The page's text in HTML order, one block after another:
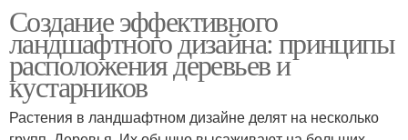
Создание эффективного
ландшафтного дизайна: принципы
расположения деревьев и
кустарников
Растения в ландшафтном дизайне делят на несколько